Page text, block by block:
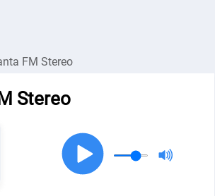
FM Stereo
Stereo